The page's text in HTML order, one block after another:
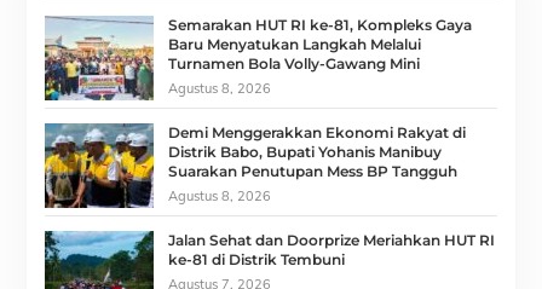
Semarakan HUT RI ke-81, Kompleks Gaya
Baru Menyatukan Langkah Melalui
Turnamen Bola Volly-Gawang Mini
Agustus 8, 2026
Demi Menggerakkan Ekonomi Rakyat di
Distrik Babo, Bupati Yohanis Manibuy
Suarakan Penutupan Mess BP Tangguh
Agustus 8, 2026
Jalan Sehat dan Doorprize Meriahkan HUT RI
ke-81 di Distrik Tembuni
Agustus 7, 2026